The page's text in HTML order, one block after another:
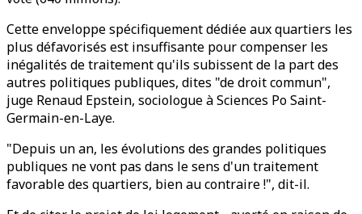
Cette enveloppe spécifiquement dédiée aux quartiers les
plus défavorisés est insuffisante pour compenser les
inégalités de traitement qu'ils subissent de la part des
autres politiques publiques, dites "de droit commun",
juge Renaud Epstein, sociologue à Sciences Po Saint-
Germain-en-Laye.
"Depuis un an, les évolutions des grandes politiques
publiques ne vont pas dans le sens d'un traitement
favorable des quartiers, bien au contraire !", dit-il.